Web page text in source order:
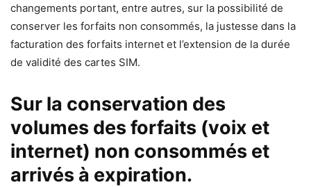
changements portant, entre autres, sur la possibilité de
conserver les forfaits non consommés, la justesse dans la
facturation des forfaits internet et l’extension de la durée
de validité des cartes SIM.
Sur la conservation des
volumes des forfaits (voix et
internet) non consommés et
arrivés à expiration.